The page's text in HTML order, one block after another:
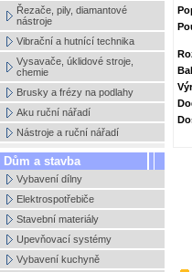
Řezače, pily, diamantové
nástroje
Vibrační a hutnící technika
Vysavače, úklidové stroje,
chemie
Brusky a frézy na podlahy
Aku ruční nářadí
Nástroje a ruční nářadí
Dům a stavba
Vybavení dílny
Elektrospotřebiče
Stavební materiály
Upevňovací systémy
Vybavení kuchyně